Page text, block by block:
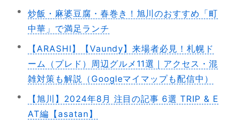
炒飯・麻婆豆腐・春巻き！旭川のおすすめ「町
中華」で満足ランチ
【ARASHI】【Vaundy】来場者必見！札幌ド
ーム（プレド）周辺グルメ11選｜アクセス・混
雑対策も解説（Googleマイマップも配信中）
【旭川】2024年8月 注目の記事 6選 TRIP & E
AT編【asatan】